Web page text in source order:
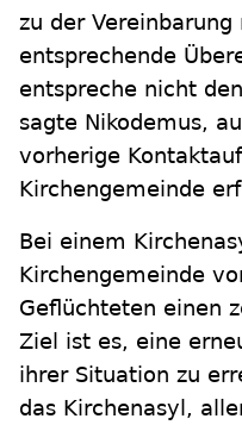
zu der
entsprechende
entspreche nicht
sagte Nikodemus,
vorherige
Kirchengemeinde
Bei einem
Kirchengemeinde
Geflüchteten einen
Ziel ist es, eine
ihrer Situation zu
das Kirchenasyl,